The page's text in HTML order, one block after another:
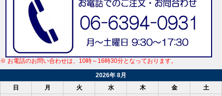
※ お電話のお問い合わせは、10時～16時30分となっております。
2026年 8月
日
月 火 水 木 金
土